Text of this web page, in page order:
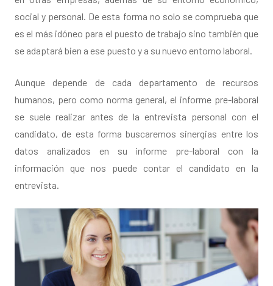
social y personal. De esta forma no solo se comprueba que
es el más idóneo para el puesto de trabajo sino también que
se adaptará bien a ese puesto y a su nuevo entorno laboral.
Aunque depende de cada departamento de recursos
humanos, pero como norma general, el informe pre-laboral
se suele realizar antes de la entrevista personal con el
candidato, de esta forma buscaremos sinergias entre los
datos analizados en su informe pre-laboral con la
información que nos puede contar el candidato en la
entrevista.